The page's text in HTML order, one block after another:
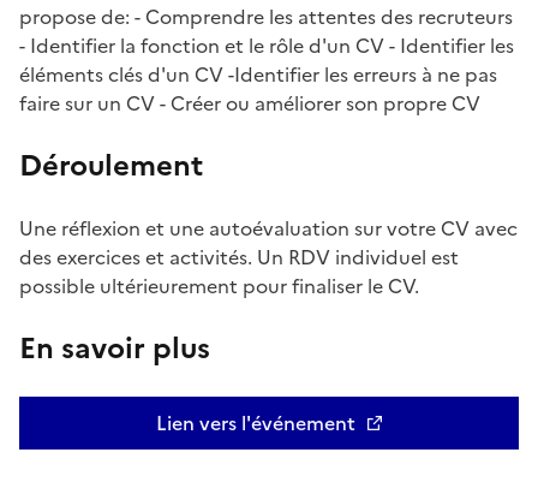
propose de: - Comprendre les attentes des recruteurs
- Identifier la fonction et le rôle d'un CV - Identifier les
éléments clés d'un CV -Identifier les erreurs à ne pas
faire sur un CV - Créer ou améliorer son propre CV
Déroulement
Une réflexion et une autoévaluation sur votre CV avec
des exercices et activités. Un RDV individuel est
possible ultérieurement pour finaliser le CV.
En savoir plus
Lien vers l'événement